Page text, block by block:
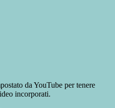
da YouTube per tenere
incorporati.